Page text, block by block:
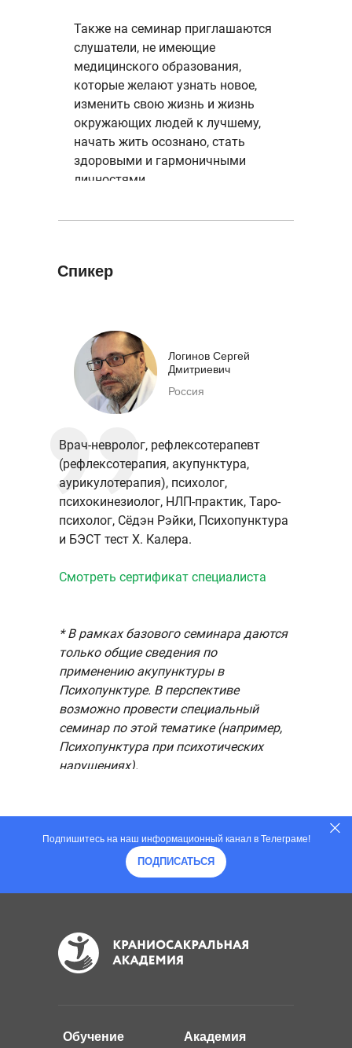
Также на семинар приглашаются
слушатели, не имеющие
медицинского образования,
которые желают узнать новое,
изменить свою жизнь и жизнь
окружающих людей к лучшему,
начать жить осознано, стать
здоровыми и гармоничными
личностями.
Врач-невролог, рефлексотерапевт
(рефлексотерапия, акупунктура,
аурикулотерапия), психолог,
психокинезиолог, НЛП-практик, Таро-
психолог, Сёдэн Рэйки, Психопунктура
и БЭСТ тест Х. Калера.
Смотреть сертификат специалиста
Спикер
Логинов Сергей
Дмитриевич
Россия
* В рамках базового семинара даются
только общие сведения по
применению акупунктуры в
Психопунктуре. В перспективе
возможно провести специальный
семинар по этой тематике (например,
Психопунктура при психотических
нарушениях).
Подпишитесь на наш информационный канал в Телеграме!
ПОДПИСАТЬСЯ
Академия
Обучение